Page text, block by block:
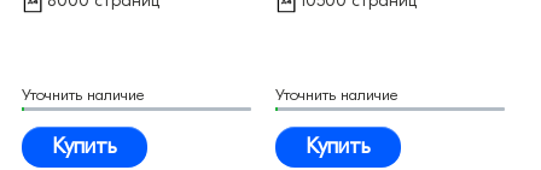
Уточнить наличие
Купить
Уточнить наличие
Купить